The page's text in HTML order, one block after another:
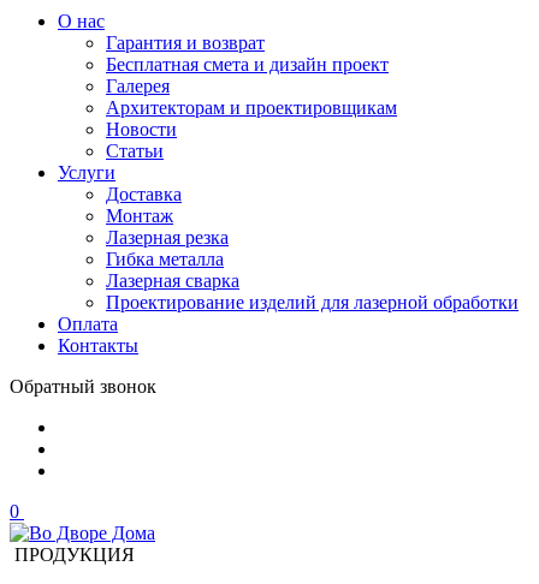
О нас
Гарантия и возврат
Бесплатная смета и дизайн проект
Галерея
Архитекторам и проектировщикам
Новости
Статьи
Услуги
Доставка
Монтаж
Лазерная резка
Гибка металла
Лазерная сварка
Проектирование изделий для лазерной обработки
Оплата
Контакты
Обратный звонок
0
ПРОДУКЦИЯ